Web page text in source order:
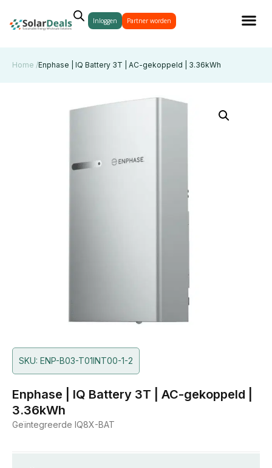
Inloggen Partner worden
Home /Enphase | IQ Battery 3T | AC-gekoppeld | 3.36kWh
SKU: ENP-B03-T01INT00-1-2
Enphase | IQ Battery 3T | AC-gekoppeld |
3.36kWh
Geïntegreerde IQ8X-BAT